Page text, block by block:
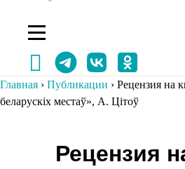
Главная › Публикации › Рецензия на
беларускіх местаў», А. Цітоў
Рецензия
Навигация